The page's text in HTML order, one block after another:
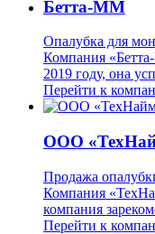
Бетта-ММ
Опалубка для
Компания
2019 году, она
Перейти к
ООО
Продажа
Компания
компания
Перейти к